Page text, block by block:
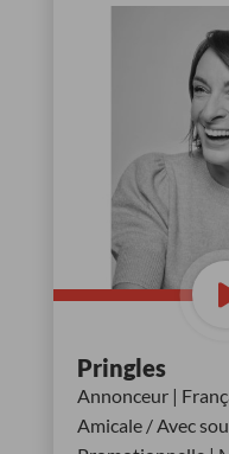
Pringles
Annonceur |
Amicale / Avec